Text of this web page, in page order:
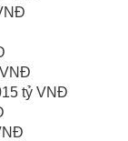
tỷ VNĐ